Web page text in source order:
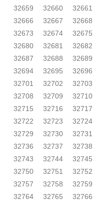
32659
32660 32661
32666
32667 32668
32673
32674 32675
32680
32681 32682
32687
32688 32689
32694
32695 32696
32701
32702 32703
32708
32709 32710
32715
32716 32717
32722
32723 32724
32729
32730 32731
32736
32737 32738
32743
32744 32745
32750
32751 32752
32757
32758 32759
32764
32765 32766